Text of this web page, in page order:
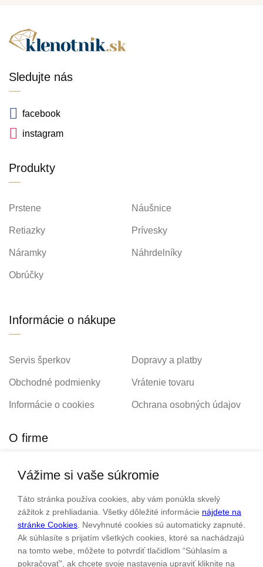
Sledujte nás
facebook
instagram
Produkty
Prstene Náušnice
Retiazky Prívesky
Náramky Náhrdelníky
Obrúčky
Informácie o nákupe
Servis šperkov Dopravy a platby
Obchodné podmienky Vrátenie tovaru
Informácie o cookies Ochrana osobných údajov
O firme
Personalizovaný šperk O nás
Kontakt
Sme rodinná firma a zameriavame sa na predaj hodiniek a
šperkov od roku 1994.
Vážime si vaše súkromie
Táto stránka používa cookies, aby vám ponúkla skvelý
zážitok z prehliadania. Všetky dôležité informácie nájdete na
stránke Cookies . Nevyhnuté cookies sú automaticky zapnuté.
Ak súhlasíte s prijatím všetkých cookies, ktoré sa nachádzajú
na tomto webe, môžete to potvrdiť tlačidlom “Súhlasím a
pokračovať", ak chcete svoje nastavenia upraviť kliknite na